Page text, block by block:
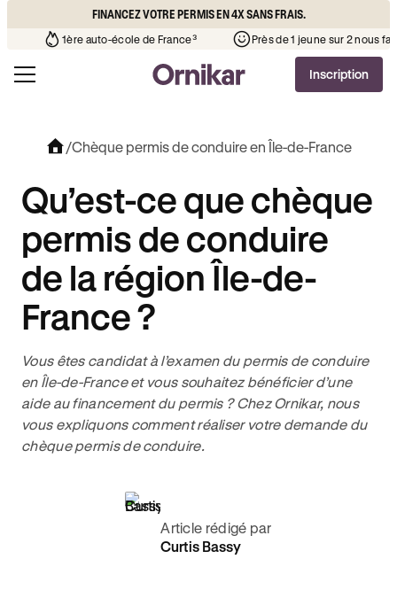
FINANCEZ VOTRE PERMIS EN 4X SANS FRAIS.
école de votre quartier¹ 1ère auto-école de France³
Inscription
/Chèque permis de conduire en Île-de-France
Qu’est-ce que chèque
permis de conduire
de la région Île-de-
France ?
Vous êtes candidat à l’examen du permis de conduire
en Île-de-France et vous souhaitez bénéficier d’une
aide au financement du permis ? Chez Ornikar, nous
vous expliquons comment réaliser votre demande du
chèque permis de conduire.
Article rédigé par
Curtis Bassy